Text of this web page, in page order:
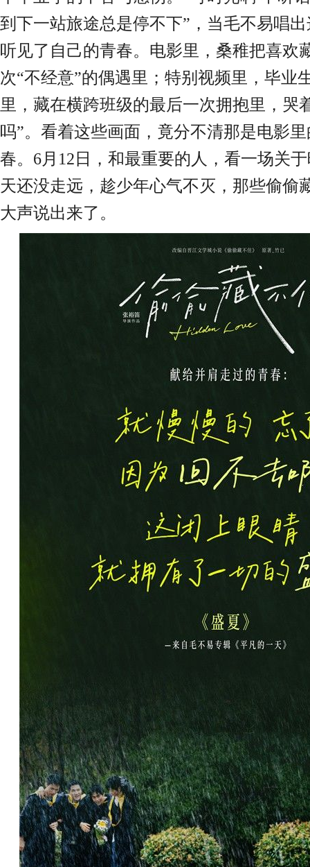
到下一站旅途总是停不下”， 当毛不易唱
听见了自己的青春。 电影里，桑稚把喜欢
次“不经意”的偶遇里； 特别 视频里，毕业
里，藏在横跨班级的最后一次拥抱里 ，哭
吗”。看着这些画面， 竟分不清那是电影
春。 6月12日， 和最重要的人， 看一场关
天还没走远，趁少年心气不灭 ，那些偷偷
大声说出来了。